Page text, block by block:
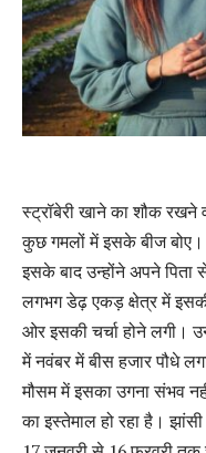
स्ट्रॉबेरी खाने का शौक रखने
कुछ गमलों में इसके बीज बोए।
इसके बाद उन्होंने अपने पिता
लगभग डेढ़ एकड़ क्षेत्र में
ओर इसकी चर्चा होने लगी।
में नवंबर में बीस हजार पौधे
मौसम में इसका उगना संभव
का इस्तेमाल हो रहा है।